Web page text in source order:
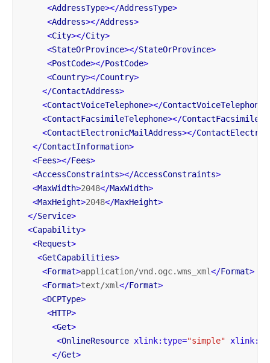
<AddressType></AddressType>
<Address></Address>
<City></City>
<StateOrProvince></StateOrProvince>
<PostCode></PostCode>
<Country></Country>
</ContactAddress>
<ContactVoiceTelephone></ContactVoiceTelephone
<ContactFacsimileTelephone></
<ContactElectronicMailAddress></
</ContactInformation>
<Fees></Fees>
<AccessConstraints></AccessConstraints>
<MaxWidth>2048</MaxWidth>
<MaxHeight>2048</MaxHeight>
</Service>
<Capability>
<Request>
<GetCapabilities>
<Format>application/vnd.ogc.wms_xml</Format>
<Format>text/xml</Format>
<DCPType>
<HTTP>
<Get>
<OnlineResource xlink:type="simple"
</Get>